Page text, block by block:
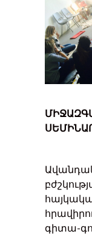
Մ
գիտա-